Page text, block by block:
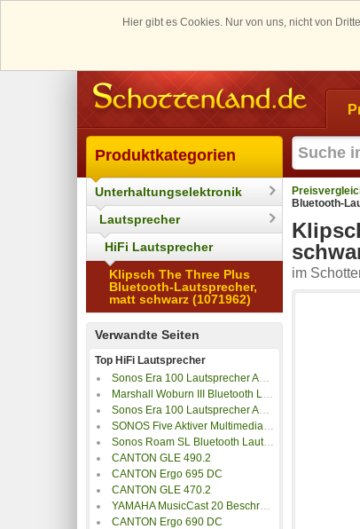
Hier gibt es Cookies. Nur von uns, nicht von
Produktkategorien
Unterhaltungselektronik
Lautsprecher
HiFi Lautsprecher
Klipsch The Three Plus
Bluetooth-Lautsprecher,
matt schwarz (1071962)
Verwandte Seiten
Top HiFi Lautsprecher
Sonos Era 100 Lautsprecher App-steuerbar, Bluetooth, Black
Marshall Woburn III Bluetooth Lautsprecher, Schwarz
Sonos Era 100 Lautsprecher App-steuerbar, Bluetooth, White
SONOS Five Aktiver Multimedia-Lautsprecher schwarz
Sonos Roam SL Bluetooth Lautsprecher, Weiß, Wasserfest
CANTON GLE 490.2
CANTON Ergo 695 DC
CANTON GLE 470.2
YAMAHA MusicCast 20 Beschreibung: Netzwerklautsprecher
CANTON Ergo 690 DC
Bluetooth-
im